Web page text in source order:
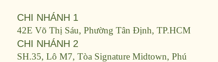
CHI NHÁNH 1
42E Võ Thị Sáu, Phường Tân Định, TP.HCM
CHI NHÁNH 2
SH.35, Lô M7, Tòa Signature Midtown, Phú